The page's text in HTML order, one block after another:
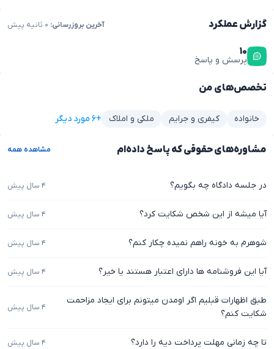
گزارش عملکرد آخرین بروزرسانی:
۱۰
پرسش و پاسخ
تخصص‌های من
خانواده کیفری و جرایم ملکی و املاک +۶ مورد دیگر
مشاوره‌های حقوقی که پاسخ داده‌ام مشاهده همه
در جلسه دادگاه چه بگویم؟ ۴ سال پیش
آیا میشه از این شخص شکایت کرد؟ ۴ سال پیش
شوهرم به خونه راهم نمیده چکار کنم؟ ۴ سال پیش
آیا این فروشنامه ها دارای اعتبار هستند یا خیر؟ ۴ سال پیش
طبق اظهارات قبلیم اگر اومدن میتونم برای ایجاد مزاحمت
شکایت کنم؟
۴ سال پیش
تا چه زمانی مهلت پرداخت دیه را دارد؟ ۴ سال پیش